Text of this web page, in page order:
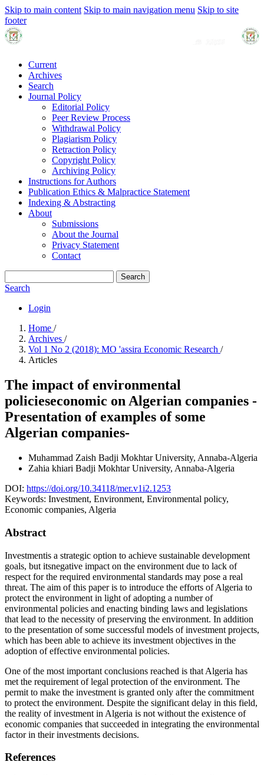
Skip to main content Skip to main navigation menu Skip to site
footer
Current
Archives
Search
Journal Policy
Editorial Policy
Peer Review Process
Withdrawal Policy
Plagiarism Policy
Retraction Policy
Copyright Policy
Archiving Policy
Instructions for Authors
Publication Ethics & Malpractice Statement
Indexing & Abstracting
About
Submissions
About the Journal
Privacy Statement
Contact
Search
Search
Login
Home /
Archives /
Vol 1 No 2 (2018): MO 'assira Economic Research /
Articles
The impact of environmental
policieseconomic on Algerian companies -
Presentation of examples of some
Algerian companies-
Muhammad Zaish Badji Mokhtar University, Annaba-Algeria
Zahia khiari Badji Mokhtar University, Annaba-Algeria
DOI: https://doi.org/10.34118/mer.v1i2.1253
Keywords: Investment, Environment, Environmental policy,
Economic companies, Algeria
Abstract
Investmentis a strategic option to achieve sustainable development
goals, but itsnegative impact on the environment due to lack of
respect for the required environmental standards may pose a real
threat. The aim of this paper is to introduce the efforts of Algeria to
protect the environment in light of adopting a number of
environmental policies and enacting binding laws and legislations
that lead to the necessity of preserving the environment. In addition
to the presentation of some successful models of investment projects,
which has been able to achieve its investment objectives in the
adoption of effective environmental policies.
One of the most important conclusions reached is that Algeria has
met the requirement of legal protection of the environment. The
permit to make the investment is granted only after the commitment
to protect the environment. Despite the significant delay in this field,
the reality of investment in Algeria is not without the existence of
economic companies that succeeded in integrating the environmental
factor in their investments decisions.
References